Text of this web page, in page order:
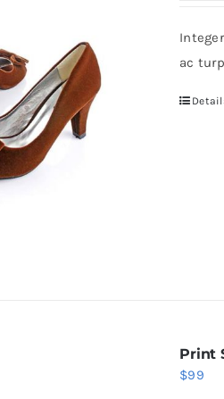
ac
Print
$99